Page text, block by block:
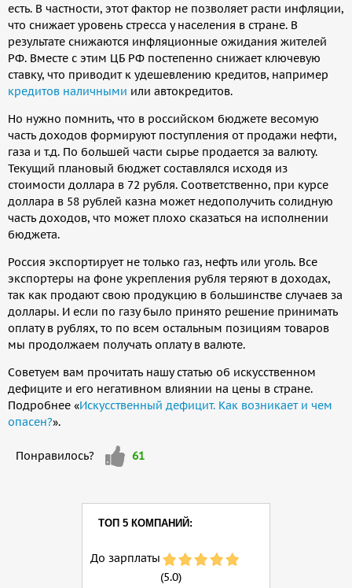
есть. В частности, этот фактор не позволяет расти инфляции,
что снижает уровень стресса у населения в стране. В
результате снижаются инфляционные ожидания жителей
РФ. Вместе с этим ЦБ РФ постепенно снижает ключевую
ставку, что приводит к удешевлению кредитов, например
кредитов наличными или автокредитов.
Но нужно помнить, что в российском бюджете весомую
часть доходов формируют поступления от продажи нефти,
газа и т.д. По большей части сырье продается за валюту.
Текущий плановый бюджет составлялся исходя из
стоимости доллара в 72 рубля. Соответственно, при курсе
доллара в 58 рублей казна может недополучить солидную
часть доходов, что может плохо сказаться на исполнении
бюджета.
Россия экспортирует не только газ, нефть или уголь. Все
экспортеры на фоне укрепления рубля теряют в доходах,
так как продают свою продукцию в большинстве случаев за
доллары. И если по газу было принято решение принимать
оплату в рублях, то по всем остальным позициям товаров
мы продолжаем получать оплату в валюте.
Советуем вам прочитать нашу статью об искусственном
дефиците и его негативном влиянии на цены в стране.
Подробнее «Искусственный дефицит. Как возникает и чем
опасен?».
Понравилось?
Мне
нравится
61
ТОП 5 КОМПАНИЙ:
До зарплаты
(5.0)